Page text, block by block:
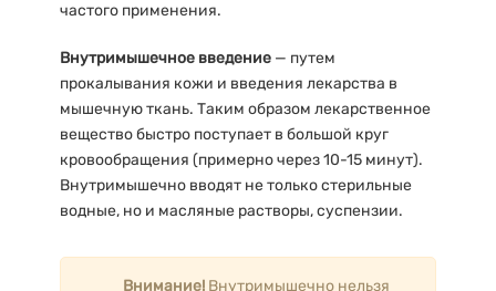
частого применения.
Внутримышечное введение — путем
прокалывания кожи и введения лекарства в
мышечную ткань. Таким образом лекарственное
вещество быстро поступает в большой круг
кровообращения (примерно через 10-15 минут).
Внутримышечно вводят не только стерильные
водные, но и масляные растворы, суспензии.
Внимание! Внутримышечно нельзя